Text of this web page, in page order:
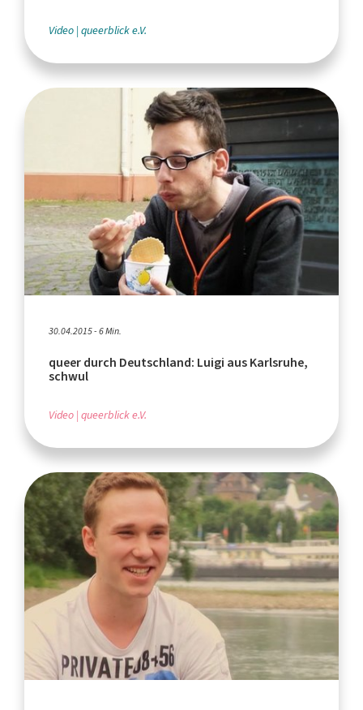
Video queerblick e.V.
30.04.2015 - 6 Min.
queer durch Deutschland: Luigi aus Karlsruhe,
schwul
Video queerblick e.V.